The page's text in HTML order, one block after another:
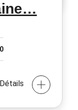
Détails